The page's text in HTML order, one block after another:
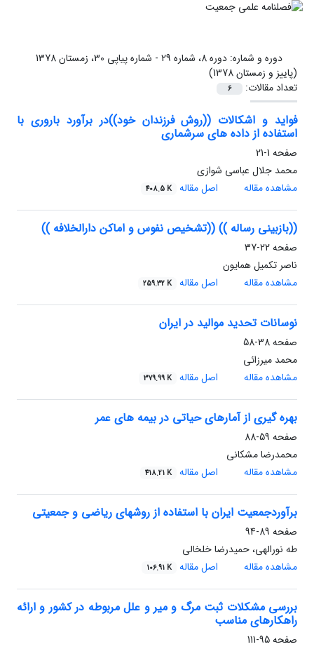
دوره و شماره:
دوره 8، شماره 29 - شماره پیاپی 30، زمستان 1378
(پاییز و زمستان 1378)
تعداد مقالات:
6
فواید و اشکالات ((روش فرزندان خود))در برآورد باروری با
استفاده از داده های سرشماری
صفحه 1-21
محمد جلال عباسی شوازی
مشاهده مقاله
اصل مقاله 408.5 K
((بازبینی رساله )) ((تشخیص نفوس و اماکن دارالخلافه ))
صفحه22-37
ناصر تکمیل همایون
مشاهده مقاله
اصل مقاله 259.32 K
نوسانات تحدید موالید در ایران
صفحه38-58
محمد میرزائی
مشاهده مقاله
اصل مقاله 379.99 K
بهره گیری از آمارهای حیاتی در بیمه های عمر
صفحه 59-88
محمدرضا مشکانی
مشاهده مقاله
اصل مقاله 418.21 K
برآوردجمعیت ایران با استفاده از روشهای ریاضی و جمعیتی
صفحه 89-94
طه نورالهی، حمیدرضا خلخالی
مشاهده مقاله
اصل مقاله 106.91 K
بررسی مشکلات ثبت مرگ و میر و علل مربوطه در کشور و ارائه
راهکارهای مناسب
صفحه95-111